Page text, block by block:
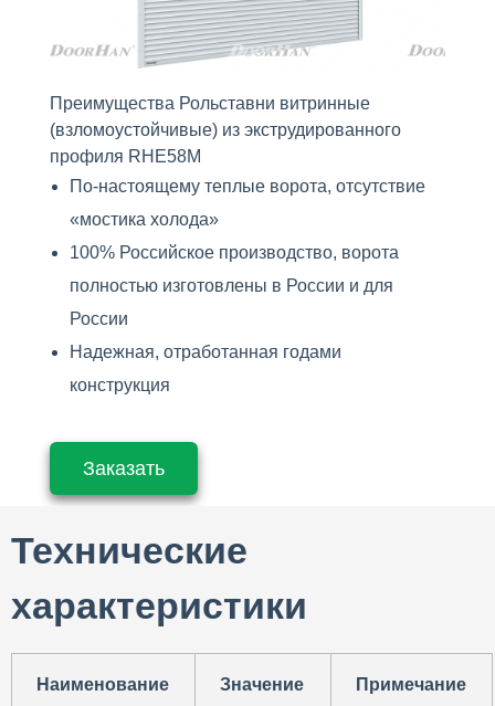
Преимущества Рольставни витринные
(взломоустойчивые) из экструдированного
профиля RHE58M
По-настоящему теплые ворота, отсутствие
«мостика холода»
100% Российское производство, ворота
полностью изготовлены в России и для
России
Надежная, отработанная годами
конструкция
Заказать
Технические
характеристики
Наименование Значение Примечание